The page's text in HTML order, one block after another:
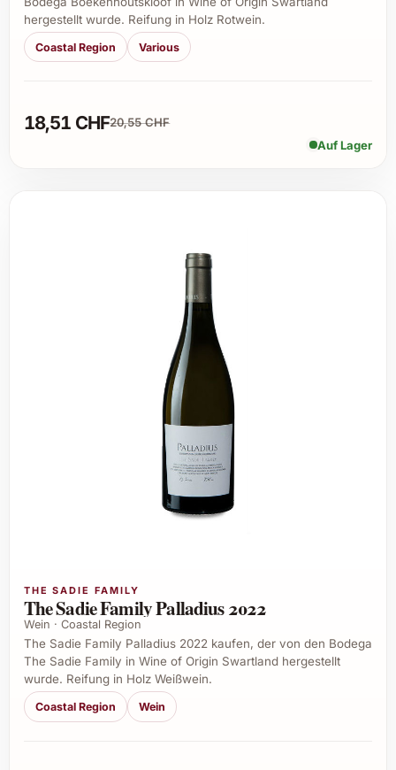
hergestellt wurde. Reifung in Holz Rotwein.
Coastal Region Various
18,51 CHF20,55 CHF
Auf Lager
THE SADIE FAMILY
The Sadie Family Palladius 2022
Wein · Coastal Region
The Sadie Family Palladius 2022 kaufen, der von den Bodega
The Sadie Family in Wine of Origin Swartland hergestellt
wurde. Reifung in Holz Weißwein.
Coastal Region Wein